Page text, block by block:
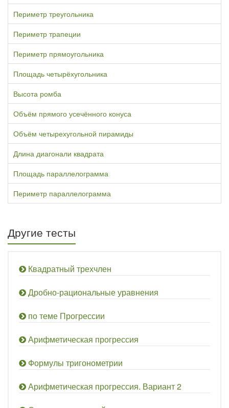
Периметр треугольника
Периметр трапеции
Периметр прямоугольника
Площадь четырёхугольника
Высота ромба
Объём прямого усечённого конуса
Объём четырехугольной пирамиды
Длина диагонали квадрата
Площадь параллелограмма
Периметр параллелограмма
Другие тесты
Квадратный трехчлен
Дробно-рациональные уравнения
по теме Прогрессии
Арифметическая прогрессия
Формулы тригонометрии
Арифметическая прогрессия. Вариант 2